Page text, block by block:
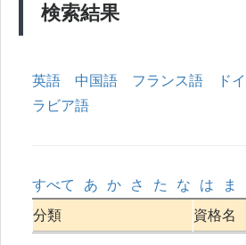
検索結果
英語 中国語 フランス語 ド
ラビア語
すべて あ か さ た な は ま
分類
資格名